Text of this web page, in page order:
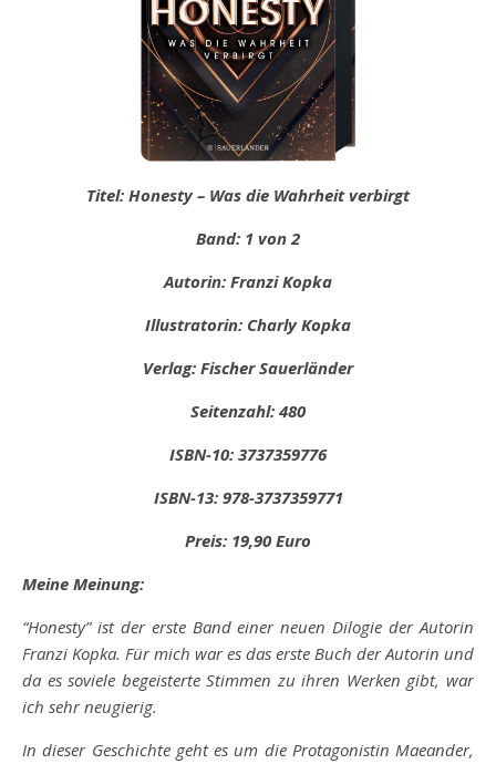
Titel: Honesty – Was die Wahrheit verbirgt
Band: 1 von 2
Autorin: Franzi Kopka
Illustratorin: Charly Kopka
Verlag: Fischer Sauerländer
Seitenzahl: 480
ISBN-10: 3737359776
ISBN-13: ‎978-3737359771
Preis: 19,90 Euro
Meine Meinung:
“Honesty” ist der erste Band einer neuen Dilogie der Autorin
Franzi Kopka. Für mich war es das erste Buch der Autorin und
da es soviele begeisterte Stimmen zu ihren Werken gibt, war
ich sehr neugierig.
In dieser Geschichte geht es um die Protagonistin Maeander,